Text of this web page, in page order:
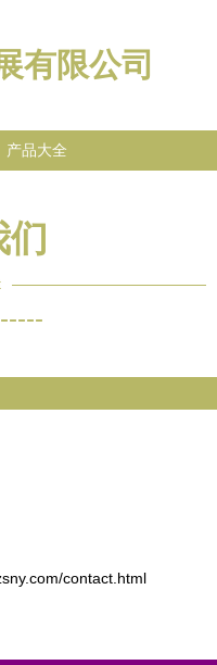
有限公司
产品大全
们
contact.html